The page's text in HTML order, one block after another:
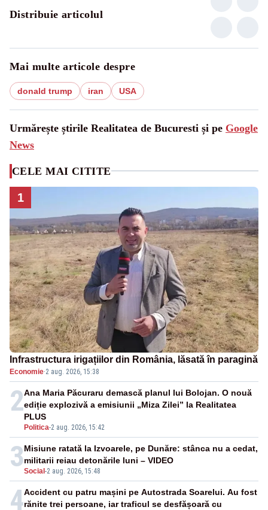
Distribuie articolul
Mai multe articole despre
donald trump iran USA
Urmărește știrile Realitatea de Bucuresti și pe Google
News
CELE MAI CITITE
1
Infrastructura irigațiilor din România, lăsată în paragină
Economie·2 aug. 2026, 15:38
2
Politica-2 aug. 2026, 15:42
Ana Maria Păcuraru demască planul lui Bolojan. O nouă
ediție explozivă a emisiunii „Miza Zilei” la Realitatea
PLUS
3Social -2 aug. 2026, 15:48
Misiune ratată la Izvoarele, pe Dunăre: stânca nu a cedat,
militarii reiau detonările luni – VIDEO
4Accident cu patru mașini pe Autostrada Soarelui. Au fost
rănite trei persoane, iar traficul se desfășoară cu